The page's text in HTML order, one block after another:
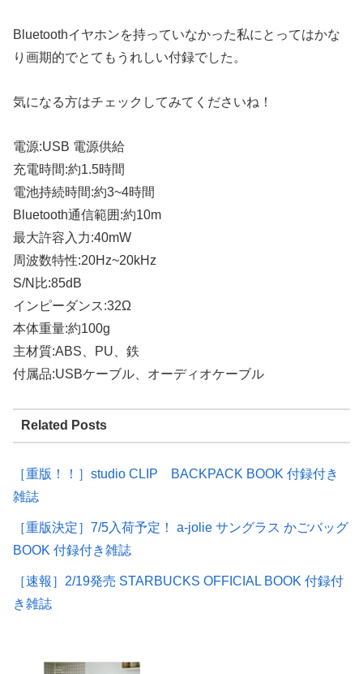
Bluetoothイヤホンを持っていなかった私にとってはかな
り画期的でとてもうれしい付録でした。
気になる方はチェックしてみてくださいね！
電源:USB 電源供給
充電時間:約1.5時間
電池持続時間:約3~4時間
Bluetooth通信範囲:約10m
最大許容入力:40mW
周波数特性:20Hz~20kHz
S/N比:85dB
インピーダンス:32Ω
本体重量:約100g
主材質:ABS、PU、鉄
付属品:USBケーブル、オーディオケーブル
Related Posts
［重版！！］studio CLIP BACKPACK BOOK 付録付き
雑誌
［重版決定］7/5入荷予定！ a-jolie サングラス かごバッグ
BOOK 付録付き雑誌
［速報］2/19発売 STARBUCKS OFFICIAL BOOK 付録付
き雑誌